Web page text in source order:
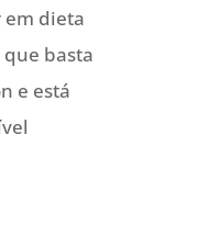
em dieta
que basta
e está